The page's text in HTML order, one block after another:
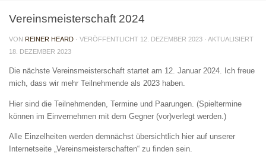
Vereinsmeisterschaft 2024
VON REINER HEARD · VERÖFFENTLICHT 12. DEZEMBER 2023 · AKTUALISIERT
18. DEZEMBER 2023
Die nächste Vereinsmeisterschaft startet am 12. Januar 2024. Ich freue
mich, dass wir mehr Teilnehmende als 2023 haben.
Hier sind die Teilnehmenden, Termine und Paarungen. (Spieltermine
können im Einvernehmen mit dem Gegner (vor)verlegt werden.)
Alle Einzelheiten werden demnächst übersichtlich hier auf unserer
Internetseite „Vereinsmeisterschaften“ zu finden sein.